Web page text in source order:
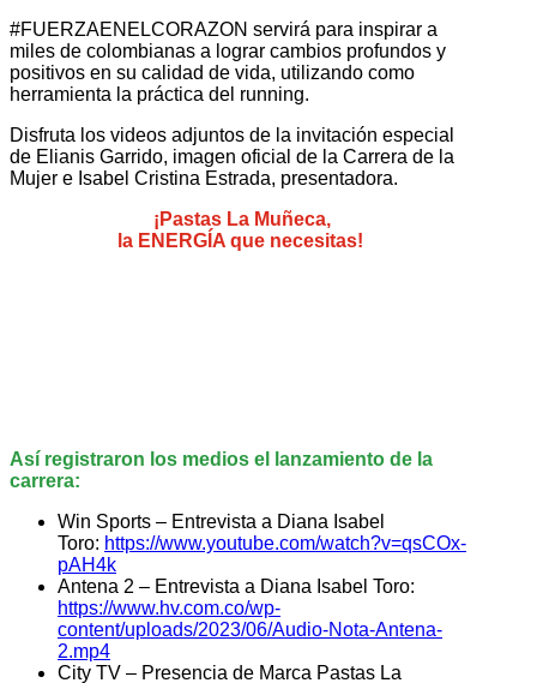
#FUERZAENELCORAZON servirá para inspirar a
miles de colombianas a lograr cambios profundos y
positivos en su calidad de vida, utilizando como
herramienta la práctica del running.
Disfruta los videos adjuntos de la invitación especial
de Elianis Garrido, imagen oficial de la Carrera de la
Mujer e Isabel Cristina Estrada, presentadora.
¡Pastas La Muñeca,
la ENERGÍA que necesitas!
Así registraron los medios el lanzamiento de la
carrera:
Win Sports – Entrevista a Diana Isabel
Toro: https://www.youtube.com/watch?v=qsCOx-
pAH4k
Antena 2 – Entrevista a Diana Isabel Toro:
https://www.hv.com.co/wp-
content/uploads/2023/06/Audio-Nota-Antena-
2.mp4
City TV – Presencia de Marca Pastas La